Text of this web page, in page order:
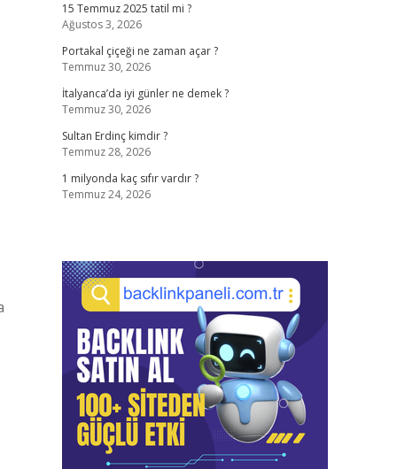
15 Temmuz 2025 tatil mi ?
Ağustos 3, 2026
Portakal çiçeği ne zaman açar ?
Temmuz 30, 2026
İtalyanca’da iyi günler ne demek ?
Temmuz 30, 2026
Sultan Erdinç kimdir ?
Temmuz 28, 2026
1 milyonda kaç sıfır vardır ?
Temmuz 24, 2026